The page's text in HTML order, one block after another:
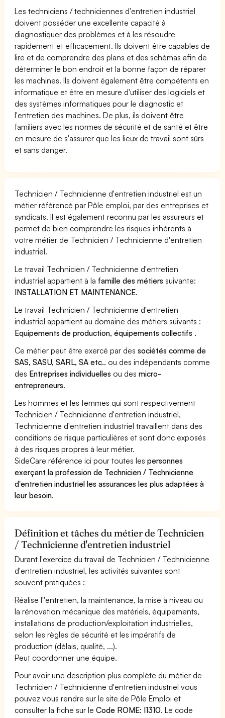
Les techniciens / techniciennes d'entretien industriel
doivent posséder une excellente capacité à
diagnostiquer des problèmes et à les résoudre
rapidement et efficacement. Ils doivent être capables de
lire et de comprendre des plans et des schémas afin de
déterminer le bon endroit et la bonne façon de réparer
les machines. Ils doivent également être compétents en
informatique et être en mesure d'utiliser des logiciels et
des systèmes informatiques pour le diagnostic et
l'entretien des machines. De plus, ils doivent être
familiers avec les normes de sécurité et de santé et être
en mesure de s'assurer que les lieux de travail sont sûrs
et sans danger.
Technicien / Technicienne d'entretien industriel est un
métier référencé par Pôle emploi, par des entreprises et
syndicats. Il est également reconnu par les assureurs et
permet de bien comprendre les risques inhérents à
votre métier de Technicien / Technicienne d'entretien
industriel.
Le travail Technicien / Technicienne d'entretien
industriel appartient à la famille des métiers suivante:
INSTALLATION ET MAINTENANCE.
Le travail Technicien / Technicienne d'entretien
industriel appartient au domaine des métiers suivants :
Equipements de production, équipements collectifs .
Ce métier peut être exercé par dessociétés comme de
SAS, SASU, SARL, SA etc.. ou des indépendants comme
des Entreprises individuelles ou desmicro-
entrepreneurs.
Les hommes et les femmes qui sont respectivement
Technicien / Technicienne d'entretien industriel,
Technicienne d'entretien industriel travaillent dans des
conditions de risque particulières et sont donc exposés
à des risques propres à leur métier.
SideCare référence ici pour toutes lespersonnes
exerçant la profession de Technicien / Technicienne
d'entretien industriel les assurances les plus adaptées à
leur besoin.
Définition et tâches du métier de Technicien
/ Technicienne d'entretien industriel
Durant l'exercice du travail de Technicien / Technicienne
d'entretien industriel, les activités suivantes sont
souvent pratiquées :
Réalise l''entretien, la maintenance, la mise à niveau ou
la rénovation mécanique des matériels, équipements,
installations de production/exploitation industrielles,
selon les règles de sécurité et les impératifs de
production (délais, qualité, ...).
Peut coordonner une équipe.
Pour avoir une description plus complète du métier de
Technicien / Technicienne d'entretien industriel vous
pouvez vous rendre sur le site de Pôle Emploi et
consulter la fiche sur leCode ROME: I1310. Le code